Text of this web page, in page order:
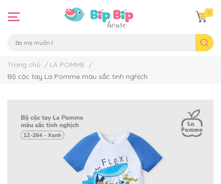
0
Trang chủ / LA POMME /
Bộ cộc tay La Pomme màu sắc tinh nghịch